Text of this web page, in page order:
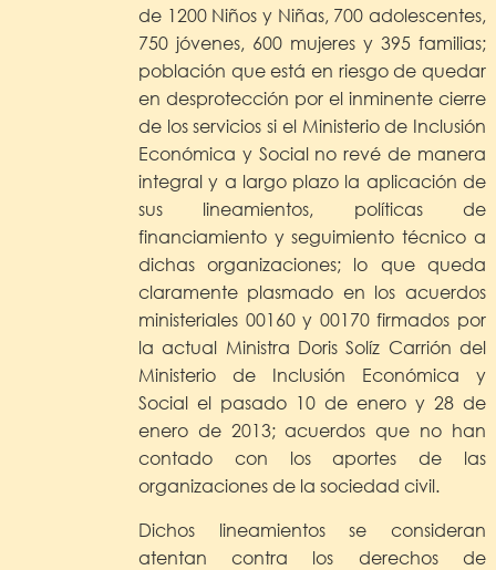
de 1200 Niños y Niñas, 700 adolescentes,
750 jóvenes, 600 mujeres y 395 familias;
población que está en riesgo de quedar
en desprotección por el inminente cierre
de los servicios si el Ministerio de Inclusión
Económica y Social no revé de manera
integral y a largo plazo la aplicación de
sus lineamientos, políticas de
financiamiento y seguimiento técnico a
dichas organizaciones; lo que queda
claramente plasmado en los acuerdos
ministeriales 00160 y 00170 firmados por
la actual Ministra Doris Solíz Carrión del
Ministerio de Inclusión Económica y
Social el pasado 10 de enero y 28 de
enero de 2013; acuerdos que no han
contado con los aportes de las
organizaciones de la sociedad civil.
Dichos lineamientos se consideran
atentan contra los derechos de